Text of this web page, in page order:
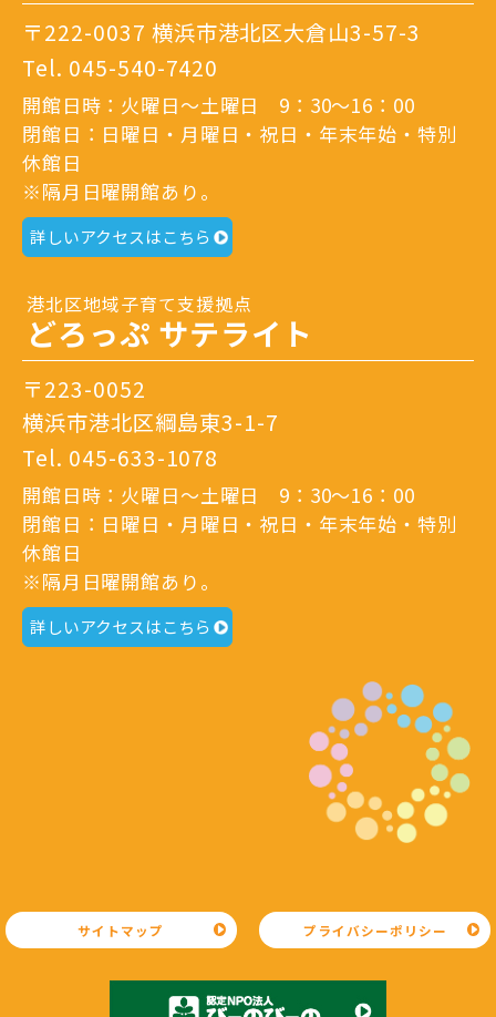
〒222-0037 横浜市港北区大倉山3-57-3
Tel. 045-540-7420
開館日時：火曜日～土曜日 9：30～16：00
閉館日：日曜日・月曜日・祝日・年末年始・特別
休館日
※隔月日曜開館あり。
詳しいアクセスはこちら
港北区地域子育て支援拠点
どろっぷ サテライト
〒223-0052
横浜市港北区綱島東3-1-7
Tel. 045-633-1078
開館日時：火曜日～土曜日 9：30～16：00
閉館日：日曜日・月曜日・祝日・年末年始・特別
休館日
※隔月日曜開館あり。
詳しいアクセスはこちら
サイトマップ プライバシーポリシー